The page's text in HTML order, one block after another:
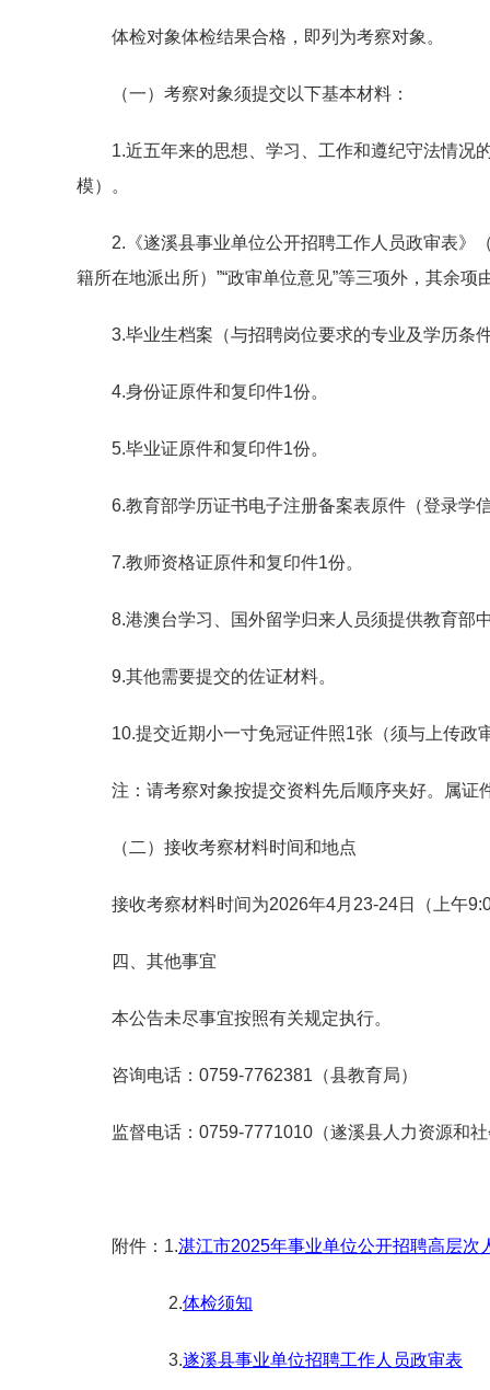
体检对象体检结果合格，即列为考察对象。
（一）考察对象须提交以下基本材料：
1.近五年来的思想、学习、工作和遵纪守法情况的
模）。
2.《遂溪县事业单位公开招聘工作人员政审表》（
籍所在地派出所）”“政审单位意见”等三项外，其余
3.毕业生档案（与招聘岗位要求的专业及学历条件
4.身份证原件和复印件1份。
5.毕业证原件和复印件1份。
6.教育部学历证书电子注册备案表原件（登录学
7.教师资格证原件和复印件1份。
8.港澳台学习、国外留学归来人员须提供教育部
9.其他需要提交的佐证材料。
10.提交近期小一寸免冠证件照1张（须与上传政
注：请考察对象按提交资料先后顺序夹好。属证
（二）接收考察材料时间和地点
接收考察材料时间为2026年4月23-24日（上午
四、其他事宜
本公告未尽事宜按照有关规定执行。
咨询电话：0759-7762381（县教育局）
监督电话：0759-7771010（遂溪县人力资源和社
附件：1.湛江市2025年事业单位公开招聘高层
2.体检须知
3.遂溪县事业单位招聘工作人员政审表